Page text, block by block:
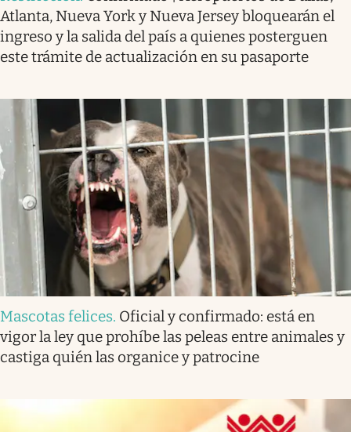
Atlanta, Nueva York y Nueva Jersey bloquearán el
ingreso y la salida del país a quienes posterguen
este trámite de actualización en su pasaporte
Mascotas felices. Oficial y confirmado: está en
vigor la ley que prohíbe las peleas entre animales y
castiga quién las organice y patrocine